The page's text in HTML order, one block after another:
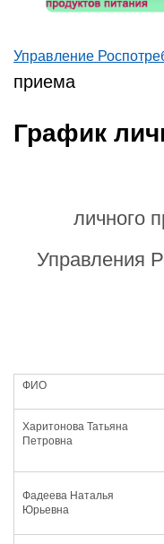
Управление
приема
График
личного
Управления
ФИО
Харитонова Татьяна
Петровна
Фадеева Наталья
Юрьевна